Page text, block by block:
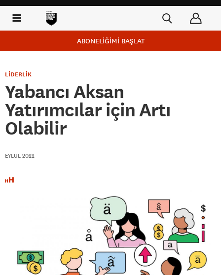
ABONELİĞİMİ BAŞLAT
LİDERLİK
Yabancı Aksan
Yatırımcılar için Artı
Olabilir
EYLÜL 2022